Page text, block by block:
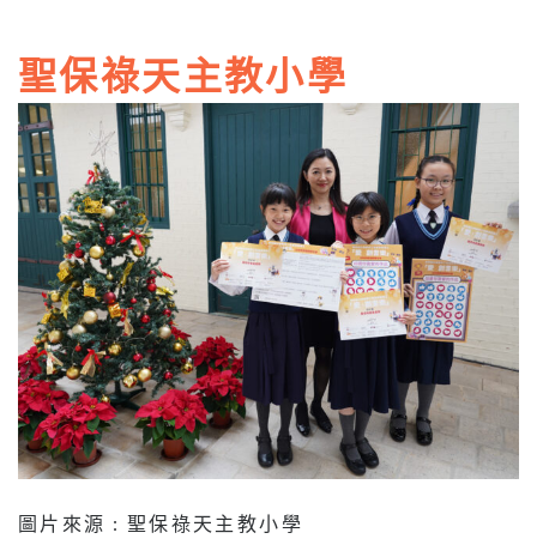
聖保祿天主教小學
圖片來源 : 聖保祿天主教小學